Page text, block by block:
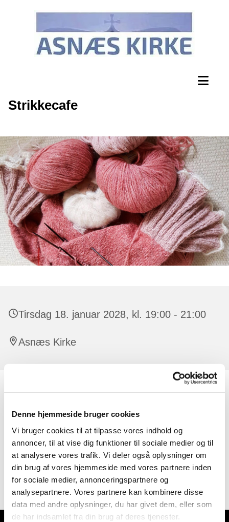
Denne hjemmeside bruger cookies
Vi bruger cookies til at tilpasse vores indhold og
annoncer, til at vise dig funktioner til sociale medier og til
at analysere vores trafik. Vi deler også oplysninger om
din brug af vores hjemmeside med vores partnere inden
for sociale medier, annonceringspartnere og
analysepartnere. Vores partnere kan kombinere disse
data med andre oplysninger, du har givet dem, eller som
de har indsamlet fra din brug af deres tjenester.
Strikkecafe
Tirsdag 18. januar 2028, kl. 19:00 - 21:00
Asnæs Kirke
Der er råd og vejledning at få til strikketøjet. Har man lyst,
kan man strikke dåbsservietter til de børn, der døbes i
kirken. Undervejs synger vi også par sange og der
oplæses en fortælling eller lignende.